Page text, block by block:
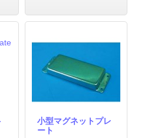
小型マグネットプレ
ート